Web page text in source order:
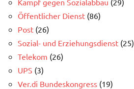
Öffentlicher Dienst (86)
Post (26)
Sozial- und Erziehungsdienst (25)
Telekom (26)
UPS (3)
Ver.di Bundeskongress (19)